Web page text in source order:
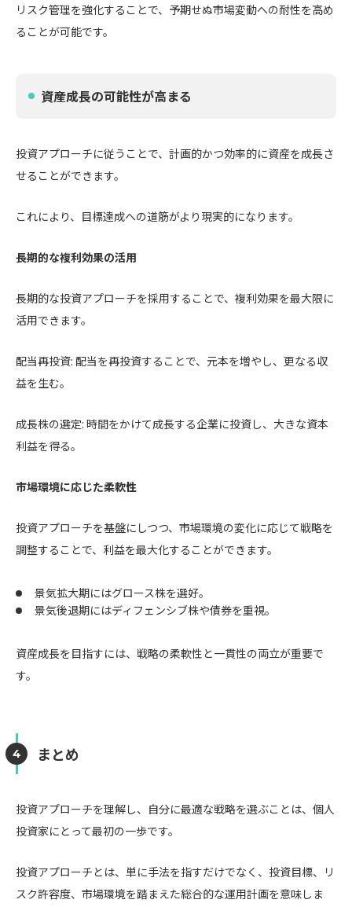
リスク管理を強化することで、予期せぬ市場変動への耐性を高め
ることが可能です。
資産成長の可能性が高まる
投資アプローチに従うことで、計画的かつ効率的に資産を成長さ
せることができます。
これにより、目標達成への道筋がより現実的になります。
長期的な複利効果の活用
長期的な投資アプローチを採用することで、複利効果を最大限に
活用できます。
配当再投資: 配当を再投資することで、元本を増やし、更なる収
益を生む。
成長株の選定: 時間をかけて成長する企業に投資し、大きな資本
利益を得る。
市場環境に応じた柔軟性
投資アプローチを基盤にしつつ、市場環境の変化に応じて戦略を
調整することで、利益を最大化することができます。
景気拡大期にはグロース株を選好。
景気後退期にはディフェンシブ株や債券を重視。
資産成長を目指すには、戦略の柔軟性と一貫性の両立が重要で
す。
まとめ
投資アプローチを理解し、自分に最適な戦略を選ぶことは、個人
投資家にとって最初の一歩です。
投資アプローチとは、単に手法を指すだけでなく、投資目標、リ
スク許容度、市場環境を踏まえた総合的な運用計画を意味しま